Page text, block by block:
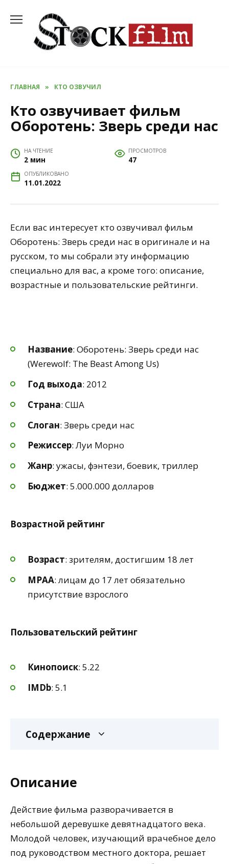
содержанию
ГЛАВНАЯ » КТО ОЗВУЧИЛ
Кто озвучивает фильм
Оборотень: Зверь среди нас
НА ЧТЕНИЕ
2 мин
ПРОСМОТРОВ
47
ОПУБЛИКОВАНО
11.01.2022
Если вас интересует кто озвучивал фильм
Оборотень: Зверь среди нас в оригинале и на
русском, то мы собрали эту информацию
специально для вас, а кроме того: описание,
возрастные и пользовательские рейтинги.
Название: Оборотень: Зверь среди нас
(Werewolf: The Beast Among Us)
Год выхода: 2012
Страна: США
Слоган: Зверь среди нас
Режиссер: Луи Морно
Жанр: ужасы, фэнтези, боевик, триллер
Бюджет: 5.000.000 долларов
Возрастной рейтинг
Возраст: зрителям, достигшим 18 лет
MPAA: лицам до 17 лет обязательно
присутствие взрослого
Пользовательский рейтинг
Кинопоиск: 5.22
IMDb: 5.1
Содержание
Описание
Действие фильма разворачивается в
небольшой деревушке девятнадцатого века.
Молодой человек, изучающий врачебное дело
под руководством местного доктора, решает